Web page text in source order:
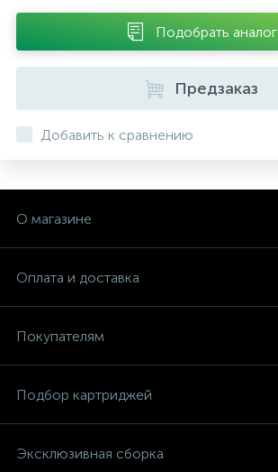
Подобрать аналог
Предзаказ
Добавить к сравнению
О магазине
Оплата и доставка
Покупателям
Подбор картриджей
Эксклюзивная сборка